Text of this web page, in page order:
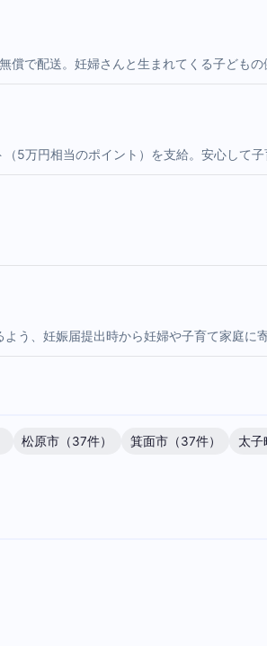
で配送。妊婦さんと生まれてくる子ども
5万円相当のポイント）を支給。安心して
う、妊娠届提出時から妊婦や子育て家庭に
松原市（37件） 箕面市（37件）
太子